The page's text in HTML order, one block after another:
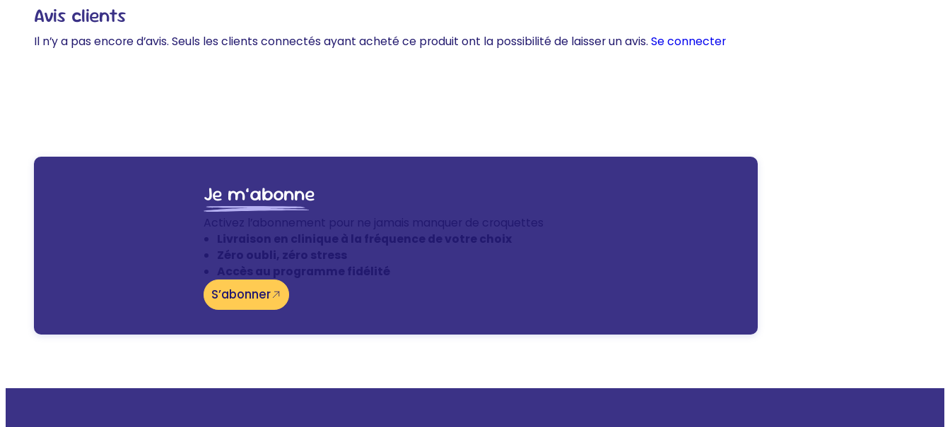
Avis clients
Il n’y a pas encore d’avis. Seuls les clients connectés ayant acheté ce produit ont la possibilité de laisser un avis. Se connecter
Je m’abonne
Activez l’abonnement pour ne jamais manquer de croquettes
Livraison en clinique à la fréquence de votre choix
Zéro oubli, zéro stress
Accès au programme fidélité
S’abonner